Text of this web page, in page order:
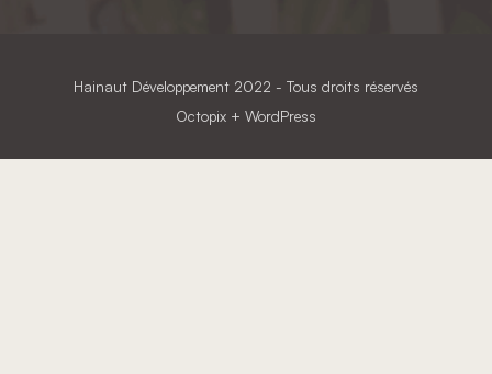
Hainaut Développement 2022 - Tous droits réservés
Octopix + WordPress